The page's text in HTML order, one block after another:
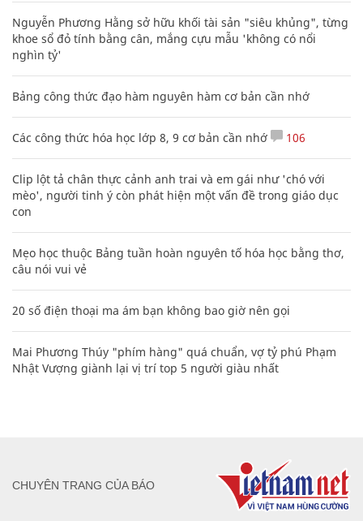
Nguyễn Phương Hằng sở hữu khối tài sản "siêu khủng", từng
khoe sổ đỏ tính bằng cân, mắng cựu mẫu 'không có nổi
nghìn tỷ'
Bảng công thức đạo hàm nguyên hàm cơ bản cần nhớ
Các công thức hóa học lớp 8, 9 cơ bản cần nhớ 106
Clip lột tả chân thực cảnh anh trai và em gái như 'chó với
mèo', người tinh ý còn phát hiện một vấn đề trong giáo dục
con
Mẹo học thuộc Bảng tuần hoàn nguyên tố hóa học bằng thơ,
câu nói vui vẻ
20 số điện thoại ma ám bạn không bao giờ nên gọi
Mai Phương Thúy "phím hàng" quá chuẩn, vợ tỷ phú Phạm
Nhật Vượng giành lại vị trí top 5 người giàu nhất
CHUYÊN TRANG CỦA BÁO